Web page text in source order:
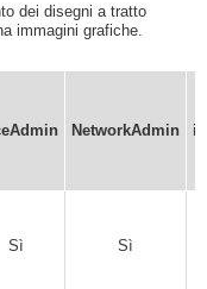
dei disegni a tratto
immagini grafiche.
NetworkAdmin
Sì Sì